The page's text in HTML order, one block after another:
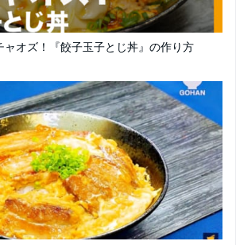
ャオズ！『餃子玉子とじ丼』の作り方